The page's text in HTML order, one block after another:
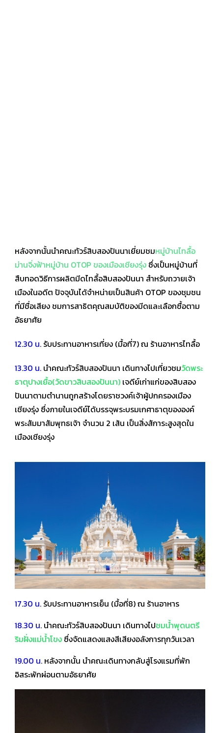
หลังจากนั้นนำคณะทัวร์สิบสองปันนาเยี่ยมชมหมู่บ้านไทลื้อ
ม่านจิ่งฟ้าหมู่บ้าน OTOP ของเมืองเชียงรุ่ง ซึ่งเป็นหมู่บ้านที่
สืบทอดวิธีการผลิตมีดไทลื้อสิบสองปันนา สำหรับถวายเจ้า
เมืองในอดีต ปัจจุบันได้จำหน่ายเป็นสินค้า OTOP ของชุมชน
ที่มีชื่อเสียง ชมการสาธิตคุณสมบัติของมีดและเลือกซื้อตาม
อัธยาศัย
12.30 น. รับประทานอาหารเที่ยง (มื้อที่7) ณ ร้านอาหารไทลื้อ
13.30 น. นำคณะทัวร์สิบสองปันนา เดินทางไปเที่ยวชมวัดพระ
ธาตุปางเยื้อ(วัดขาวสิบสองปันนา) เจดีย์เก่าแก่ของสิบสอง
ปันนาตามตำนานถูกสร้างโดยราชวงค์เจ้าผู้ปกครองเมือง
เชียงรุ่ง ซึ่งภายในเจดีย์ได้บรรจุพระบรมเกศาธาตุขององค์
พระสัมมาสัมพุทธเจ้า จำนวน 2 เส้น เป็นสิ่งสัการะสูงสุดใน
เมืองเชียงรุ่ง
17.30 น. รับประทานอาหารเย็น (มื้อที่8) ณ ร้านอาหาร
18.30 น. นำคณะทัวร์สิบสองปันนา เดินทางไปชมน้ำพุดนตรี
ริมฝั่งแม่น้ำโขง ซึ่งจัดแสดงแสงสีเสียงอลังการทุกวันเวลา
19.00 น. หลังจากนั้น นำคณะเดินทางกลับสู่โรงแรมที่พัก
อิสระพักผ่อนตามอัธยาศัย